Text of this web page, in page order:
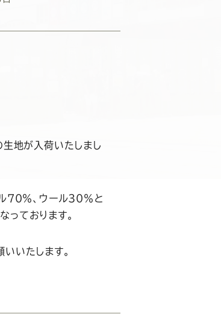
地が入荷いたしまし
70％、ウール30％と
っております。
いたします。